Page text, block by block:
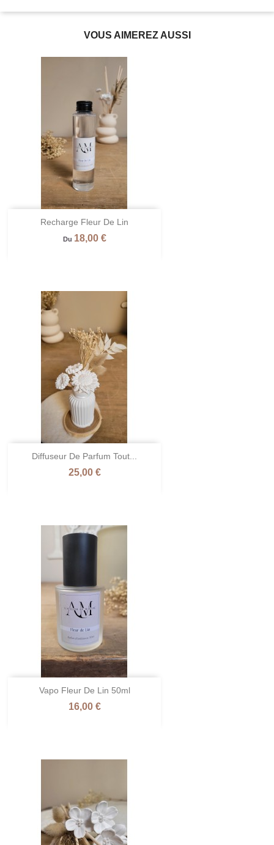
VOUS AIMEREZ AUSSI
Recharge Fleur De Lin
Du Prix
18,00 €
Diffuseur De Parfum Tout...
Prix
25,00 €
Vapo Fleur De Lin 50ml
Prix
16,00 €